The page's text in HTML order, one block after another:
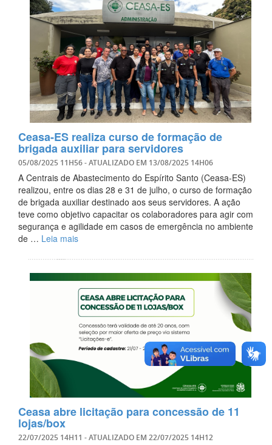
Ceasa-ES realiza curso de formação de
brigada auxiliar para servidores
05/08/2025 11H56- ATUALIZADO EM 13/08/2025 14H06
A Centrais de Abastecimento do Espírito Santo (Ceasa-ES)
realizou, entre os dias 28 e 31 de julho, o curso de formação
de brigada auxiliar destinado aos seus servidores. A ação
teve como objetivo capacitar os colaboradores para agir com
segurança e agilidade em casos de emergência no ambiente
de … Leia mais
Ceasa abre licitação para concessão de 11
lojas/box
22/07/2025 14H11 - ATUALIZADO EM 22/07/2025 14H12